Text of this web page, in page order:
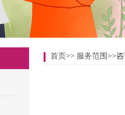
首页>> 服务范围>>